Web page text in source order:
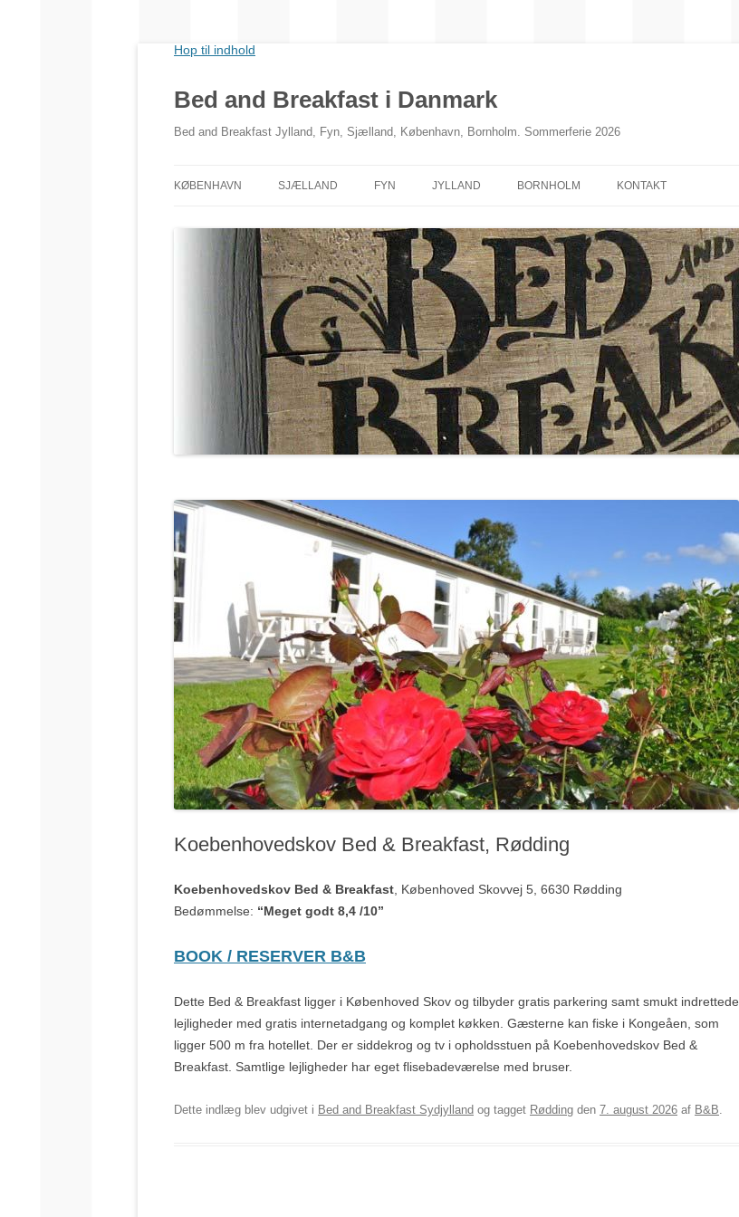
Hop til indhold
Bed and Breakfast i Danmark
Bed and Breakfast Jylland, Fyn, Sjælland, København, Bornholm. Sommerferie 2026
KØBENHAVN SJÆLLAND
VESTSJÆLLAND
SYDSJÆLLAND
FYN JYLLAND
MIDTJYLLAND
ØSTJYLLAND
SØNDERJYLLAND
BORNHOLM KONTAKT
Koebenhovedskov Bed & Breakfast, Rødding
Koebenhovedskov Bed & Breakfast , Københoved Skovvej 5, 6630 Rødding
Bedømmelse: “Meget godt 8,4 /10”
BOOK / RESERVER B&B
Dette Bed & Breakfast ligger i Københoved Skov og tilbyder gratis parkering samt smukt indrettede
lejligheder med gratis internetadgang og komplet køkken. Gæsterne kan fiske i Kongeåen, som
ligger 500 m fra hotellet. Der er siddekrog og tv i opholdsstuen på Koebenhovedskov Bed &
Breakfast. Samtlige lejligheder har eget flisebadeværelse med bruser.
Dette indlæg blev udgivet i Bed and Breakfast Sydjylland og tagget Rødding den 7. august 2026 af B&B.